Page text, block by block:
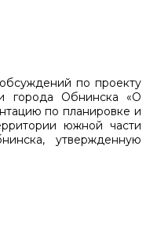
по проекту
города Обнинска «О
по планировке и
южной части
утвержденную